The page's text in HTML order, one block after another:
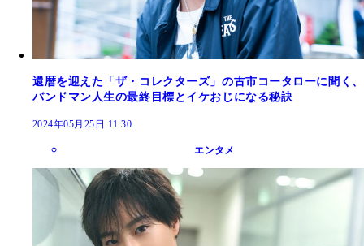
還暦を迎えた「ザ・コレクターズ」の古市コータローに聞く、
バンドマン人生の最終目標とイケおじになる秘訣
2024年05月25日 11:30
エンタメ